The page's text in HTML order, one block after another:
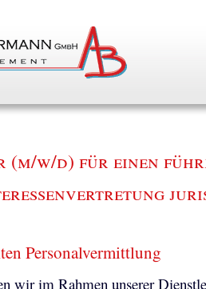
w/d) für einen
Personalvermittlung
wir im Rahmen unserer